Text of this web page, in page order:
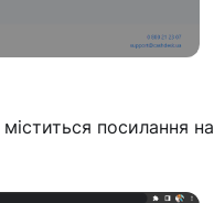
міститься посилання на